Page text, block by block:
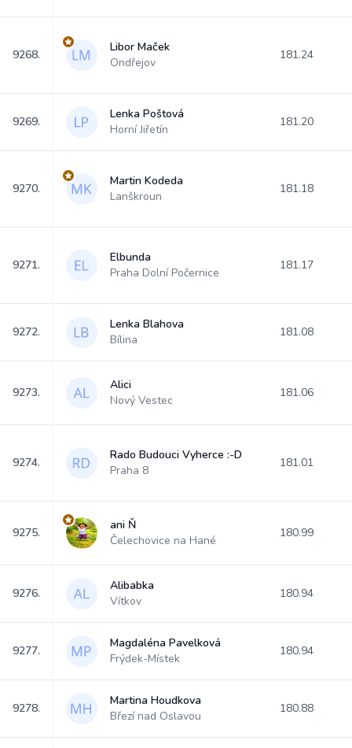
9268.
Libor Maček
Ondřejov
181.24
9269.
Lenka Poštová
Horní Jiřetín
181.20
9270.
Martin Kodeda
Lanškroun
181.18
9271.
Elbunda
Praha Dolní Počernice
181.17
9272.
Lenka Blahova
Bílina
181.08
9273.
Alici
Nový Vestec
181.06
9274.
Rado Budouci Vyherce :-D
Praha 8
181.01
9275.
ani Ň
Čelechovice na Hané
180.99
9276.
Alibabka
Vítkov
180.94
9277.
Magdaléna Pavelková
Frýdek-Místek
180.94
9278.
Martina Houdkova
Březí nad Oslavou
180.88